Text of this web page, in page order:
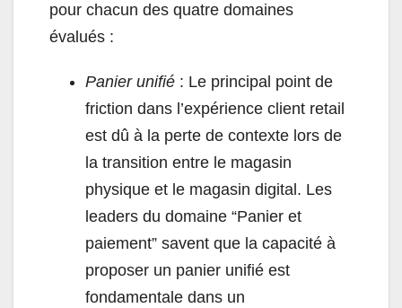
pour chacun des quatre domaines
évalués :
Panier unifié : Le principal point de
friction dans l’expérience client retail
est dû à la perte de contexte lors de
la transition entre le magasin
physique et le magasin digital. Les
leaders du domaine “Panier et
paiement” savent que la capacité à
proposer un panier unifié est
fondamentale dans un